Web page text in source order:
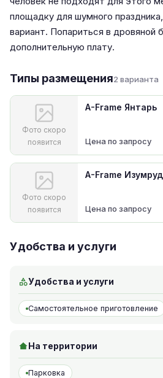
площадку для шумного
вариант. Попариться в дровяной
дополнительную плату.
Типы размещения2 варианта
Фото скоро
появится
A-Frame Янтарь
Цена по запросу
Фото скоро
появится
A-Frame Изумруд
Цена по запросу
Удобства и услуги
Удобства и услуги
Самостоятельное приготовление
На территории
Парковка